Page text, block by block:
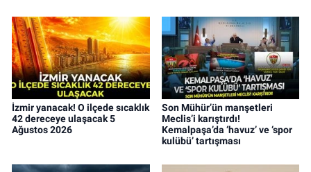
İzmir yanacak! O ilçede sıcaklık
42 dereceye ulaşacak 5
Ağustos 2026
Son Mühür’ün manşetleri
Meclis’i karıştırdı!
Kemalpaşa’da ‘havuz’ ve ‘spor
kulübü’ tartışması